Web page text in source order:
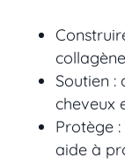
collagène
Soutien :
cheveux
Protège
aide à